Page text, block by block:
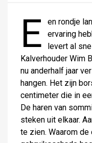
E
en rondje
ervaring
levert al
Kalverhouder Wim
nu anderhalf jaar
hangen. Het zijn
centimeter die in
De haren van
steken uit elkaar.
te zien. Waarom